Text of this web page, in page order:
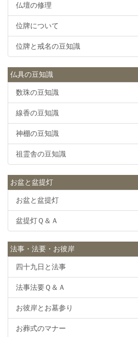
仏壇の修理
位牌について
位牌と戒名の豆知識
仏具の豆知識
数珠の豆知識
線香の豆知識
神棚の豆知識
祖霊舎の豆知識
お盆と盆提灯
お盆と盆提灯
盆提灯Ｑ＆Ａ
法事・法要・お彼岸
四十九日と法事
法事法要Ｑ＆Ａ
お彼岸とお墓参り
お葬式のマナー